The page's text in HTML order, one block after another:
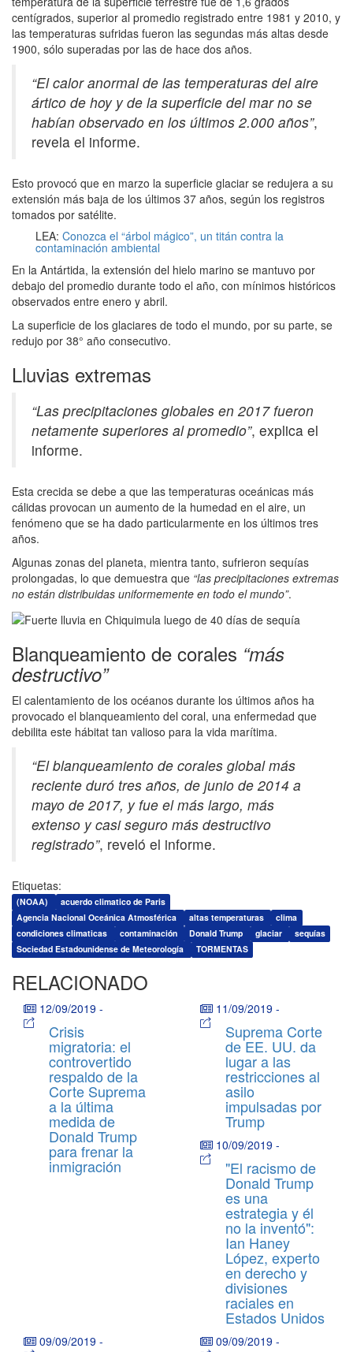
centígrados, superior al promedio registrado entre 1981 y 2010, y
las temperaturas sufridas fueron las segundas más altas desde
1900, sólo superadas por las de hace dos años.
“El calor anormal de las temperaturas del aire
ártico de hoy y de la superficie del mar no se
habían observado en los últimos 2.000 años”,
revela el informe.
Esto provocó que en marzo la superficie glaciar se redujera a su
extensión más baja de los últimos 37 años, según los registros
tomados por satélite.
LEA: Conozca el “árbol mágico”, un titán contra la
contaminación ambiental
En la Antártida, la extensión del hielo marino se mantuvo por
debajo del promedio durante todo el año, con mínimos históricos
observados entre enero y abril.
La superficie de los glaciares de todo el mundo, por su parte, se
redujo por 38° año consecutivo.
Lluvias extremas
“Las precipitaciones globales en 2017 fueron
netamente superiores al promedio”, explica el
informe.
Esta crecida se debe a que las temperaturas oceánicas más
cálidas provocan un aumento de la humedad en el aire, un
fenómeno que se ha dado particularmente en los últimos tres
años.
Algunas zonas del planeta, mientra tanto, sufrieron sequías
prolongadas, lo que demuestra que “las precipitaciones extremas
no están distribuidas uniformemente en todo el mundo”.
Blanqueamiento de corales “más
destructivo”
El calentamiento de los océanos durante los últimos años ha
provocado el blanqueamiento del coral, una enfermedad que
debilita este hábitat tan valioso para la vida marítima.
“El blanqueamiento de corales global más
reciente duró tres años, de junio de 2014 a
mayo de 2017, y fue el más largo, más
extenso y casi seguro más destructivo
registrado”, reveló el informe.
Etiquetas:
(NOAA)
acuerdo climatico de Paris
Agencia Nacional Oceánica Atmosférica
altas temperaturas
clima
condiciones climaticas
contaminación Donald Trump glaciar
sequías
Sociedad Estadounidense de Meteorología
TORMENTAS
RELACIONADO
12/09/2019 -
Crisis
migratoria: el
controvertido
respaldo de la
Corte Suprema
a la última
medida de
Donald Trump
para frenar la
inmigración
11/09/2019 -
Suprema Corte
de EE. UU. da
lugar a las
restricciones al
asilo
impulsadas por
Trump
10/09/2019 -
"El racismo de
Donald Trump
es una
estrategia y él
no la inventó":
Ian Haney
López, experto
en derecho y
divisiones
raciales en
Estados Unidos
09/09/2019 - 09/09/2019 -